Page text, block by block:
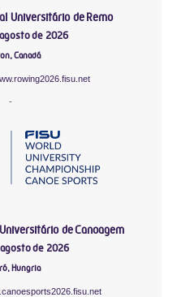
Universitário de Remo
de 2026
Canadá
-
de Canoagem
de 2026
Hungria